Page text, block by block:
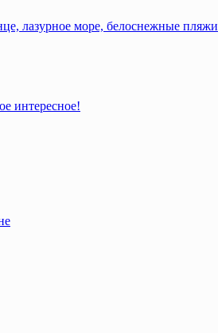
лазурное море, белоснежные пляжи
интересное!